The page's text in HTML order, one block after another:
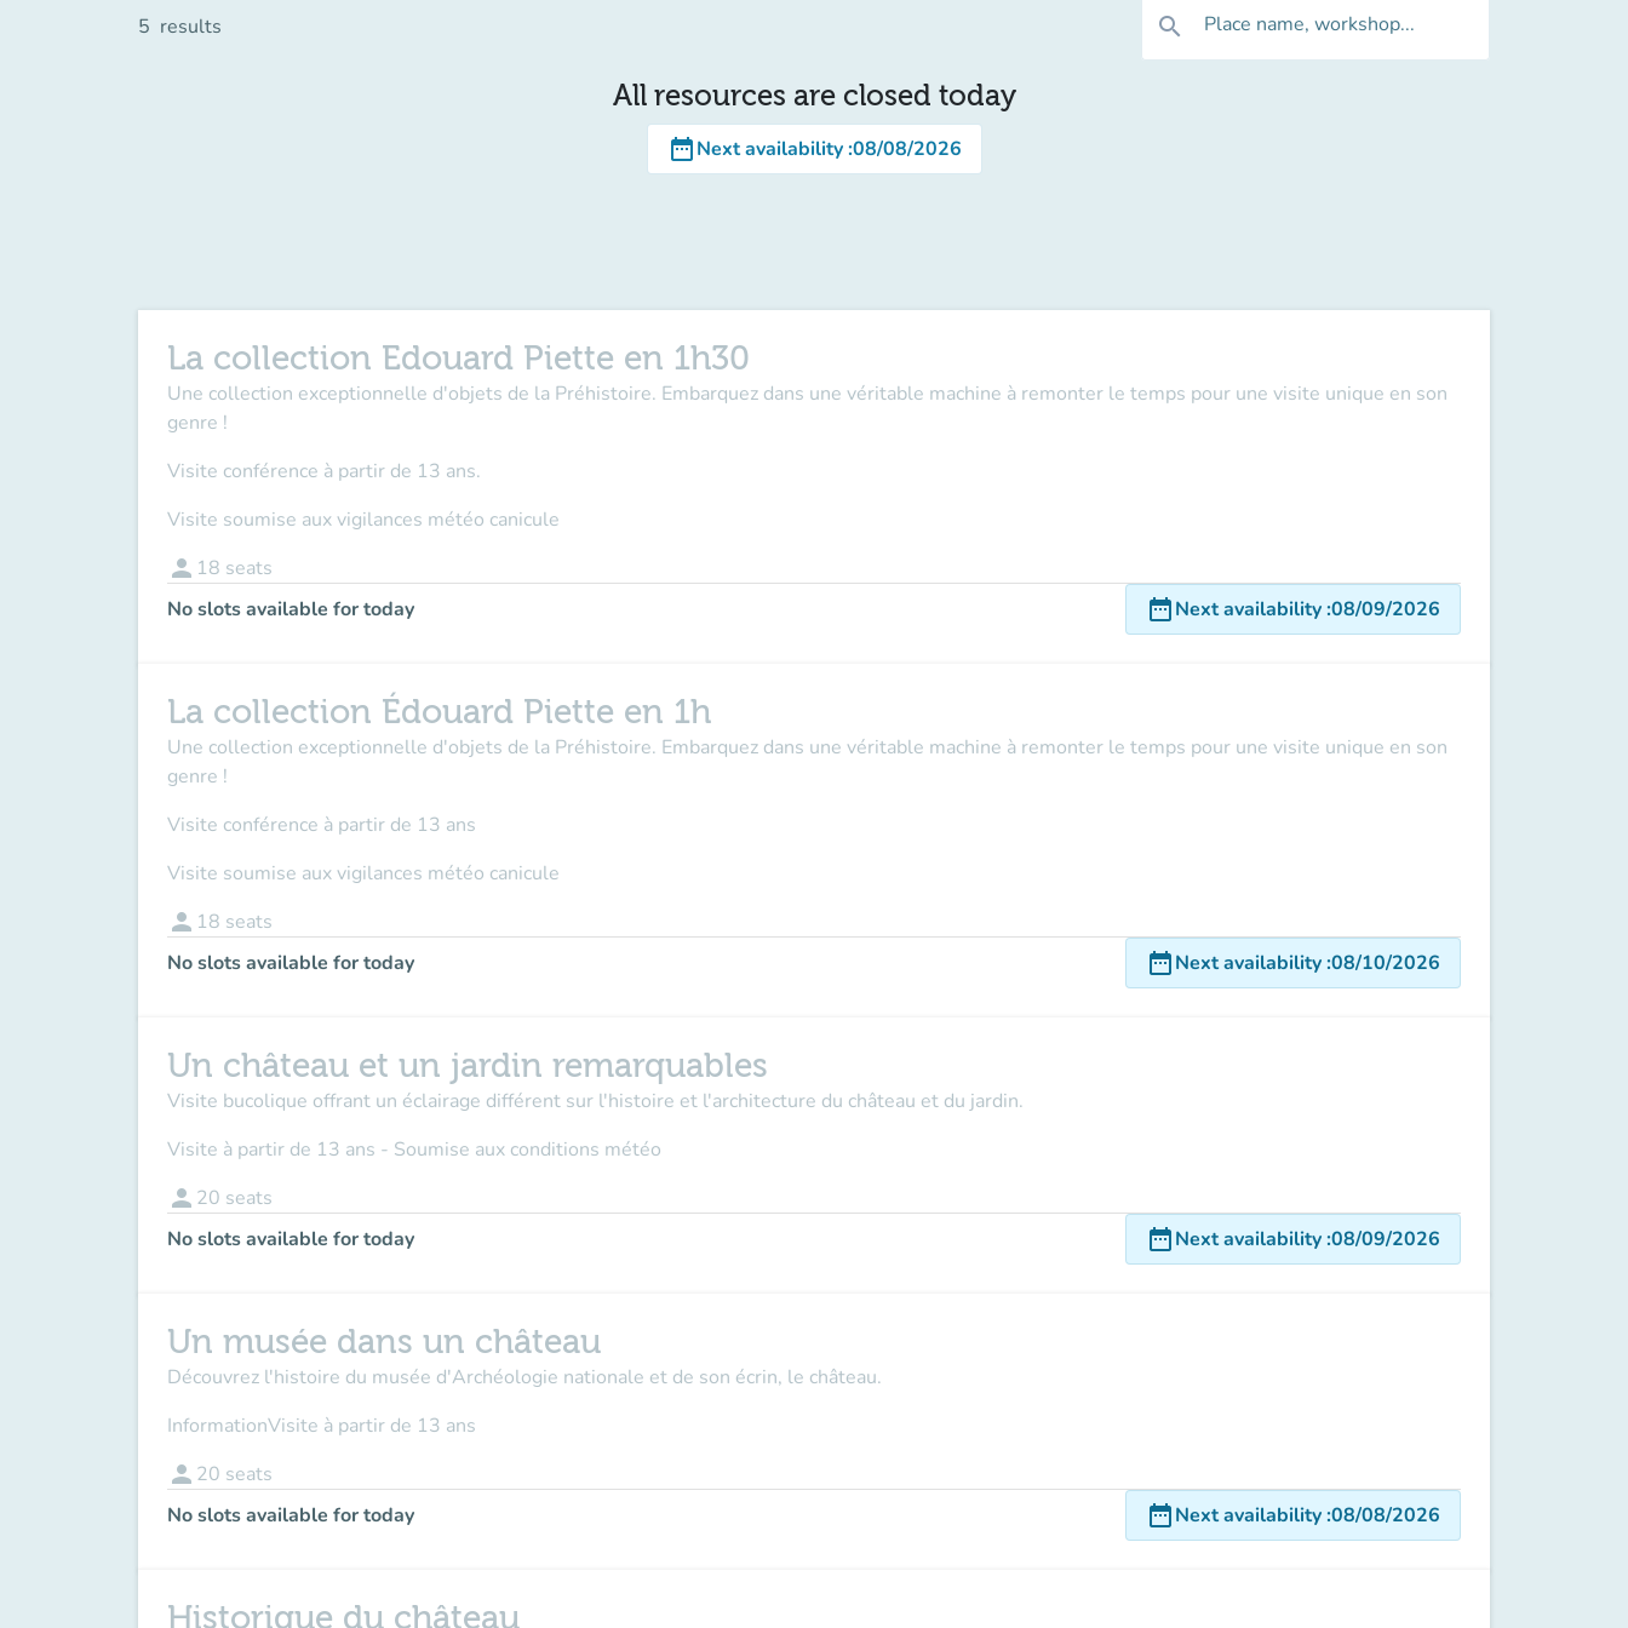
5 results search Place name, workshop...
All resources are closed today
date_rangeNext availability:08/08/2026
La collection Edouard Piette en 1h30
Une collection exceptionnelle d'objets de la Préhistoire. Embarquez dans une véritable machine à remonter le temps pour une visite unique en son
genre !
Visite conférence à partir de 13 ans.
Visite soumise aux vigilances météo canicule
person 18 seats
No slots available for today
date_rangeNext availability:08/09/2026
La collection Édouard Piette en 1h
Une collection exceptionnelle d'objets de la Préhistoire. Embarquez dans une véritable machine à remonter le temps pour une visite unique en son
genre !
Visite conférence à partir de 13 ans
Visite soumise aux vigilances météo canicule
person 18 seats
No slots available for today
date_rangeNext availability:08/10/2026
Un château et un jardin remarquables
Visite bucolique offrant un éclairage différent sur l'histoire et l'architecture du château et du jardin.
Visite à partir de 13 ans - Soumise aux conditions météo
person 20 seats
No slots available for today
date_rangeNext availability:08/09/2026
Un musée dans un château
Découvrez l'histoire du musée d'Archéologie nationale et de son écrin, le château.
InformationVisite à partir de 13 ans
person 20 seats
No slots available for today
date_rangeNext availability:08/08/2026
Historique du château